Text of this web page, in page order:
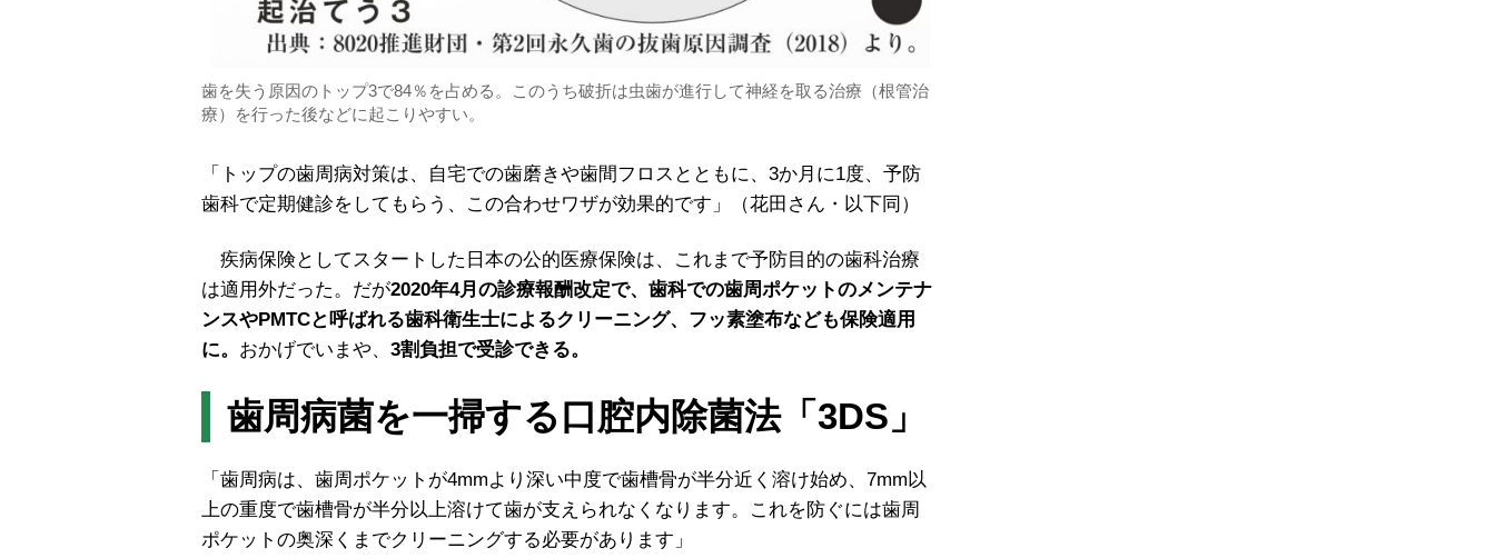
歯を失う原因のトップ3で84％を占める。このうち破折は虫歯が進行して神経を取る治療（根管治
療）を行った後などに起こりやすい。
「トップの歯周病対策は、自宅での歯磨きや歯間フロスとともに、3か月に1度、予防
歯科で定期健診をしてもらう、この合わせワザが効果的です」（花田さん・以下同）
疾病保険としてスタートした日本の公的医療保険は、これまで予防目的の歯科治療
は適用外だった。だが2020年4月の診療報酬改定で、歯科での歯周ポケットのメンテナ
ンスやPMTCと呼ばれる歯科衛生士によるクリーニング、フッ素塗布なども保険適用
に。 おかげでいまや、 3割負担で受診できる。
歯周病菌を一掃する口腔内除菌法「3DS」
「歯周病は、歯周ポケットが4mmより深い中度で歯槽骨が半分近く溶け始め、7mm以
上の重度で歯槽骨が半分以上溶けて歯が支えられなくなります。これを防ぐには歯周
ポケットの奥深くまでクリーニングする必要があります」